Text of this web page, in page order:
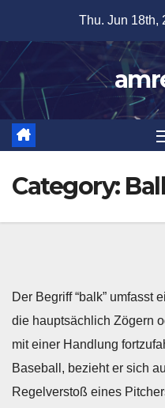
content
Thu. Jun 18th,
Category:
Der Begriff “balk” umfasst
die hauptsächlich Zögern
mit einer Handlung
Baseball, bezieht er sich
Regelverstoß eines